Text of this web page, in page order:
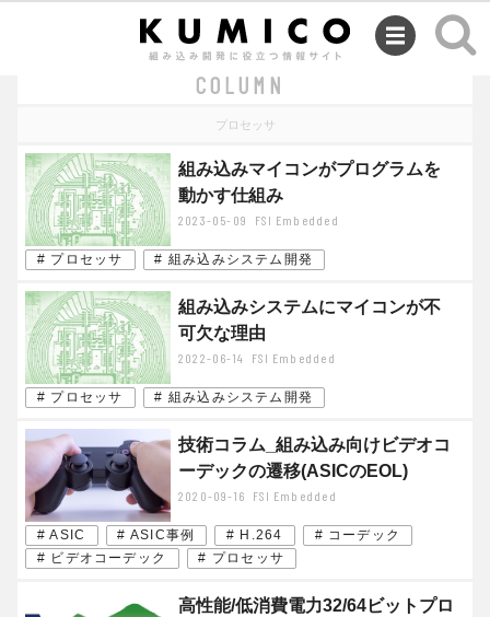
COLUMN
プロセッサ
組み込みマイコンがプログラムを
動かす仕組み
2023-05-09 FSI Embedded
# プロセッサ # 組み込みシステム開発
組み込みシステムにマイコンが不
可欠な理由
2022-06-14 FSI Embedded
# プロセッサ # 組み込みシステム開発
技術コラム_組み込み向けビデオコ
ーデックの遷移(ASICのEOL)
2020-09-16 FSI Embedded
# ASIC # ASIC事例 # H.264
# コーデック
# ビデオコーデック
# プロセッサ
高性能/低消費電力32/64ビットプロ